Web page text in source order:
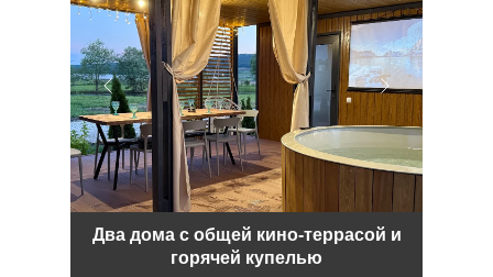
Два дома с общей кино-террасой и
горячей купелью